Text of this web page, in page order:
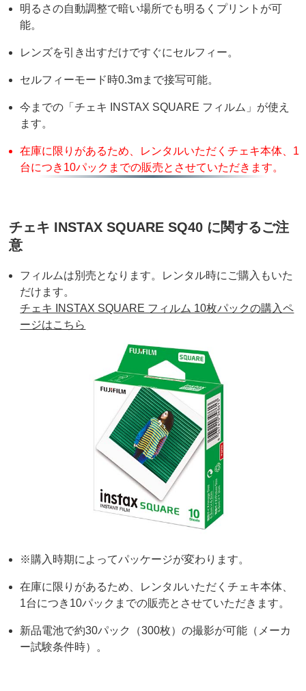
明るさの自動調整で暗い場所でも明るくプリントが可
能。
レンズを引き出すだけですぐにセルフィー。
セルフィーモード時0.3mまで接写可能。
今までの「チェキ INSTAX SQUARE フィルム」が使え
ます。
在庫に限りがあるため、レンタルいただくチェキ本体、1
台につき10パックまでの販売とさせていただきます。
チェキ INSTAX SQUARE SQ40 に関するご注
意
フィルムは別売となります。レンタル時にご購入もいた
だけます。
チェキ INSTAX SQUARE フィルム 10枚パックの購入ペ
ージはこちら
※購入時期によってパッケージが変わります。
在庫に限りがあるため、レンタルいただくチェキ本体、
1台につき10パックまでの販売とさせていただきます。
新品電池で約30パック（300枚）の撮影が可能（メーカ
ー試験条件時）。